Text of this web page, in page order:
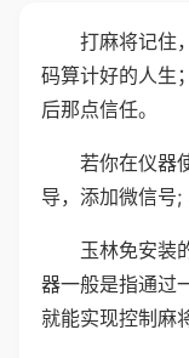
打麻将记住
码算计好的人生
后那点信任。
若你在仪器
导，添加微信号;
玉林免安装
器一般是指通过
就能实现控制麻